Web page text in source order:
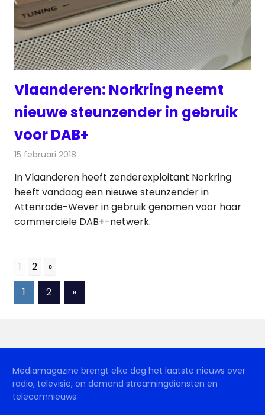
Vlaanderen: Norkring neemt
nieuwe steunzender in gebruik
voor DAB+
15 februari 2018
In Vlaanderen heeft zenderexploitant Norkring
heeft vandaag een nieuwe steunzender in
Attenrode-Wever in gebruik genomen voor haar
commerciële DAB+-netwerk.
1 2 »
Berichten
1 2
Volgende
berichten
»
Mediamagazine brengt elke dag het laatste nieuws over
radio, televisie, on demand streamingdiensten en
telecomnieuws.